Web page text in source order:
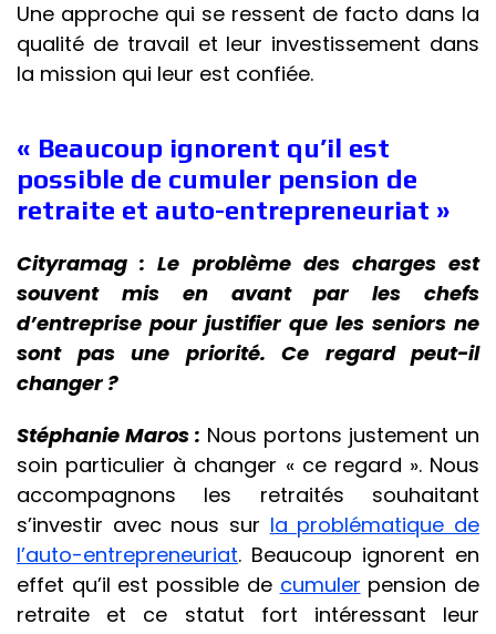
Une approche qui se ressent de facto dans la
qualité de travail et leur investissement dans
la mission qui leur est confiée.
« Beaucoup ignorent qu’il est
possible de cumuler pension de
retraite et auto-entrepreneuriat »
Cityramag : Le problème des charges est
souvent mis en avant par les chefs
d’entreprise pour justifier que les seniors ne
sont pas une priorité. Ce regard peut-il
changer ?
Stéphanie Maros : Nous portons justement un
soin particulier à changer « ce regard ». Nous
accompagnons les retraités souhaitant
s’investir avec nous sur la problématique de
l’auto-entrepreneuriat. Beaucoup ignorent en
effet qu’il est possible de cumuler pension de
retraite et ce statut fort intéressant leur